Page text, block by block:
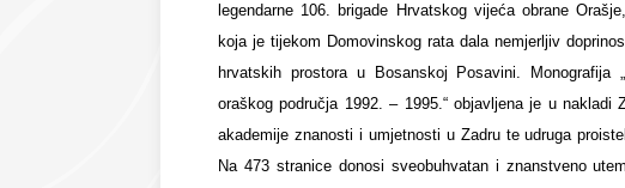
legendarne 106. brigade Hrvatskog vijeća obrane
koja je tijekom Domovinskog rata dala nemjerljiv
hrvatskih prostora u Bosanskoj Posavini.
oraškog područja 1992. – 1995.“ objavljena je u nakladi
akademije znanosti i umjetnosti u Zadru te udruga
Na 473 stranice donosi sveobuhvatan i znanstveno